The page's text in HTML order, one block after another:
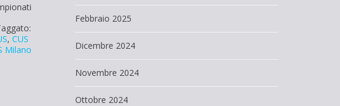
, CUS
Milano
Febbraio 2025
Dicembre 2024
Novembre 2024
Ottobre 2024